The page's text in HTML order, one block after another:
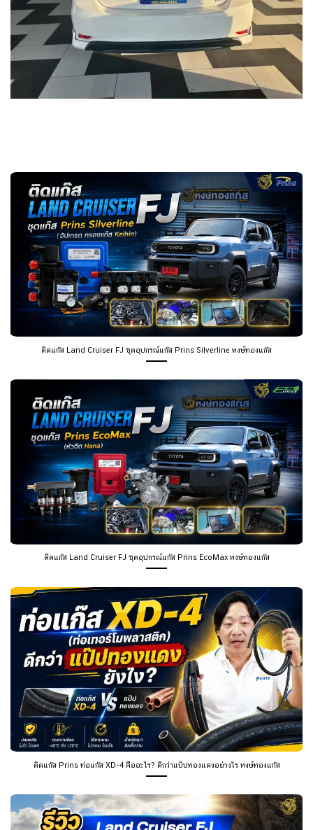
ติดแก๊ส Land Cruiser FJ ชุดอุปกรณ์แก๊ส Prins Silverline หงษ์ทองแก๊ส
ติดแก๊ส Land Cruiser FJ ชุดอุปกรณ์แก๊ส Prins EcoMax หงษ์ทองแก๊ส
ติดแก๊ส Prins ท่อแก๊ส XD-4 คืออะไร? ดีกว่าแป๊ปทองแดงอย่างไร หงษ์ทองแก๊ส